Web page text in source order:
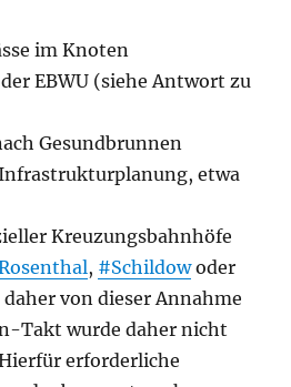
im Knoten
EBWU (siehe Antwort zu
Gesundbrunnen
etwa
Kreuzungsbahnhöfe
, #Schildowoder
von dieser Annahme
Takt wurde daher nicht
erforderliche